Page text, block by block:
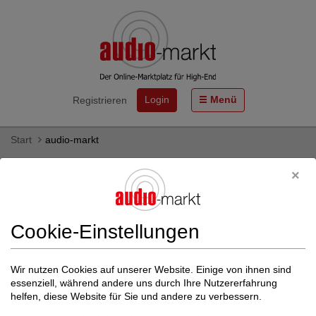
Registrieren Login Menü
Start audio-markt
Diffusor von Arakas Akustik - gebraucht
Hier finden Sie Diffusor des HiFi-Herstellers Arakas Akustik als
Neu- und Gebrauchtgeräte zum Kauf.
Weitere Filter einblenden
Cookie-Einstellungen
Wir nutzen Cookies auf unserer Website. Einige von ihnen sind
essenziell, während andere uns durch Ihre Nutzererfahrung
helfen, diese Website für Sie und andere zu verbessern.